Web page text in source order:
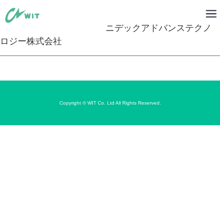
ニデックアドバンステクノ
ロジー株式会社
Copyright © WIT Co. Ltd All Rights Reserved.